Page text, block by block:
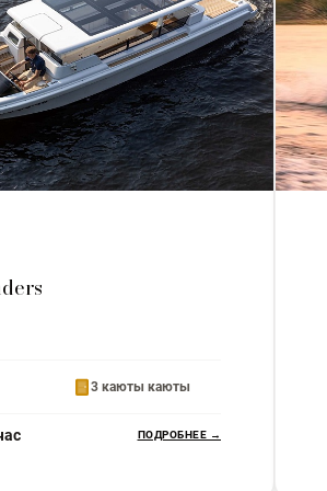
3 каюты каюты
ПОДРОБНЕЕ →